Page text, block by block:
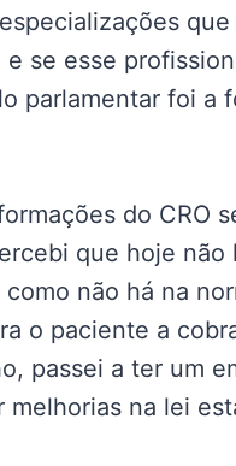
se esse
parlamentar foi a
do CRO
que hoje
não há na
o paciente a
passei a ter um
na lei